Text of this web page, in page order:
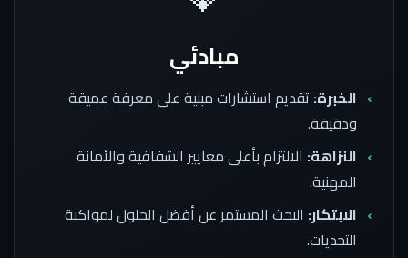
مبادئي
الخبرة: تقديم استشارات مبنية على معرفة عميقة
ودقيقة.
النزاهة: الالتزام بأعلى معايير الشفافية والأمانة
المهنية.
الابتكار: البحث المستمر عن أفضل الحلول لمواكبة
التحديات.